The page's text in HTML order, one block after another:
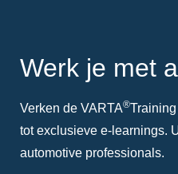
Werk je met
Verken de VARTA®
tot exclusieve e-learnings.
automotive professionals.